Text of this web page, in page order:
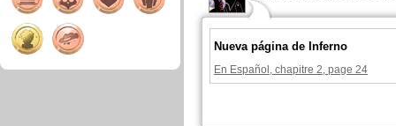
Nueva página de Inferno
En Español, chapitre 2, page 24